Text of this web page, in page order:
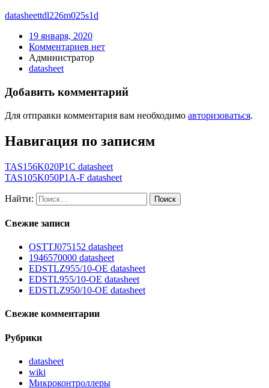
datasheettdl226m025s1d
19 января, 2020
Комментариев нет
Администратор
datasheet
Добавить комментарий
Для отправки комментария вам необходимо авторизоваться.
Навигация по записям
TAS156K020P1C datasheet
TAS105K050P1A-F datasheet
Найти:
Свежие записи
OSTTJ075152 datasheet
1946570000 datasheet
EDSTLZ955/10-OE datasheet
EDSTL955/10-OE datasheet
EDSTLZ950/10-OE datasheet
Свежие комментарии
Рубрики
datasheet
wiki
Микроконтроллеры